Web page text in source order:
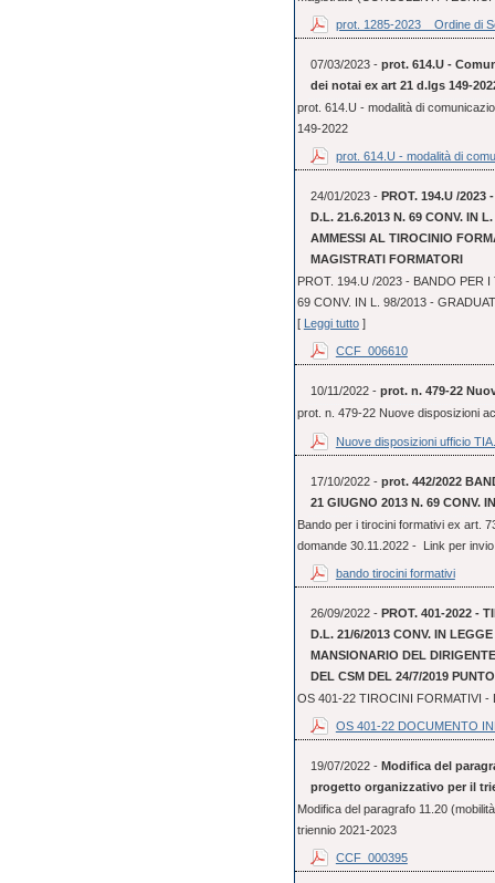
prot. 1285-2023 _ Ordine di
07/03/2023 - prot. 614.U -
dei notai ex art 21 d.lgs 149-
prot. 614.U - modalità di
149-2022
prot. 614.U - modalità di
24/01/2023 - PROT. 194.U /2023
D.L. 21.6.2013 N. 69 CONV. IN
AMMESSI AL TIROCINIO
MAGISTRATI FORMATORI
PROT. 194.U /2023 - BANDO PER
69 CONV. IN L. 98/2013 -
[
Leggi tutto]
CCF_006610
10/11/2022 - prot. n. 479-22
prot. n. 479-22 Nuove disposizioni
Nuove disposizioni ufficio
17/10/2022 - prot. 442/2022
21 GIUGNO 2013 N. 69 CONV.
Bando per i tirocini formativi ex art.
domande 30.11.2022 - Link per
bando tirocini formativi
26/09/2022 - PROT. 401-2022 -
D.L. 21/6/2013 CONV. IN
MANSIONARIO DEL
DEL CSM DEL 24/7/2019
OS 401-22 TIROCINI FORMATIVI
OS 401-22 DOCUMENTO
19/07/2022 - Modifica del
progetto organizzativo per il
Modifica del paragrafo 11.20
triennio 2021-2023
CCF_000395